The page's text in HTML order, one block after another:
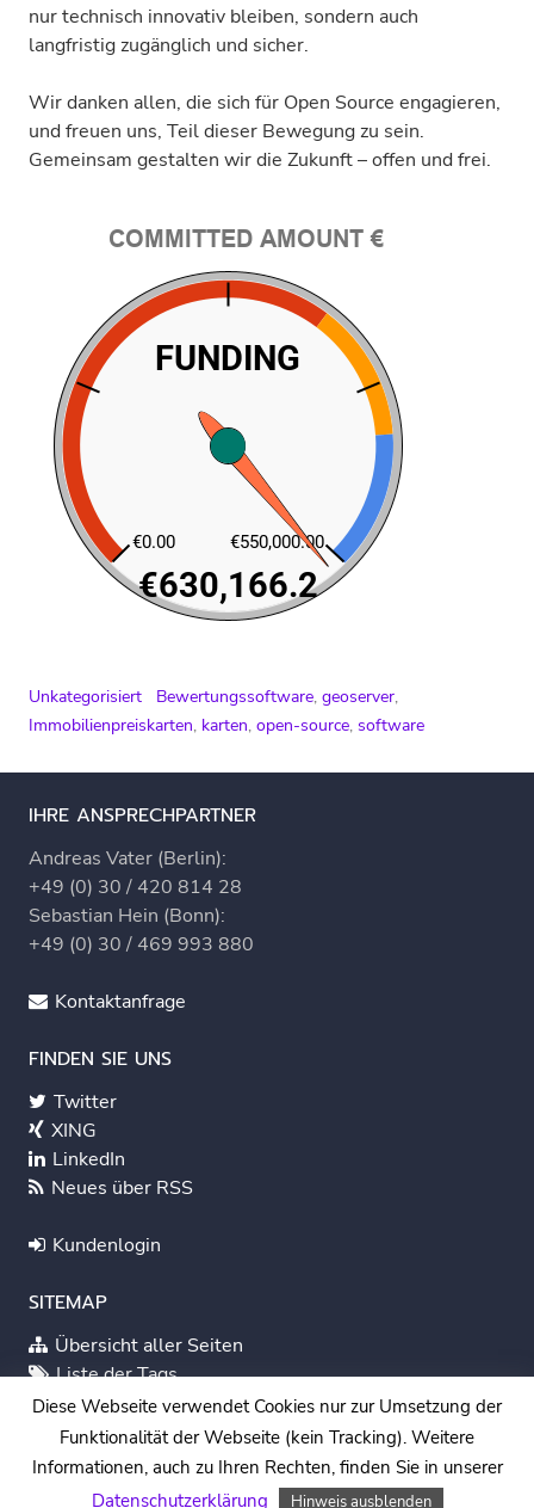
nur technisch innovativ bleiben, sondern auch
langfristig zugänglich und sicher.
Wir danken allen, die sich für Open Source engagieren,
und freuen uns, Teil dieser Bewegung zu sein.
Gemeinsam gestalten wir die Zukunft – offen und frei.
Unkategorisiert Bewertungssoftware, geoserver,
Immobilienpreiskarten, karten, open-source, software
IHRE ANSPRECHPARTNER
Andreas Vater (Berlin):
+49 (0) 30 / 420 814 28
Sebastian Hein (Bonn):
+49 (0) 30 / 469 993 880
Kontaktanfrage
FINDEN SIE UNS
Twitter
XING
LinkedIn
Neues über RSS
Kundenlogin
SITEMAP
Übersicht aller Seiten
Liste der Tags
English
Systemstatus
Impressum
Datenschutz
Diese Webseite verwendet Cookies nur zur Umsetzung der
Funktionalität der Webseite (kein Tracking). Weitere
Informationen, auch zu Ihren Rechten, finden Sie in unserer
Datenschutzerklärung
Hinweis ausblenden